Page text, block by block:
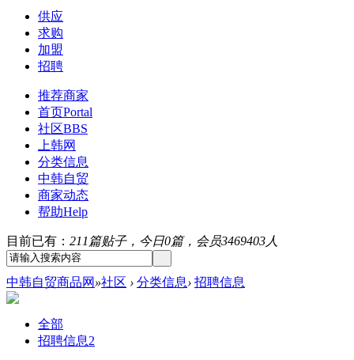
供应
求购
加盟
招聘
推荐商家
首页Portal
社区BBS
上韩网
分类信息
中韩自贸
商家动态
帮助Help
目前已有： 211篇贴子，今日0篇，会员3469403人
中韩自贸商品网 »社区 › 分类信息› 招聘信息
全部
招聘信息2